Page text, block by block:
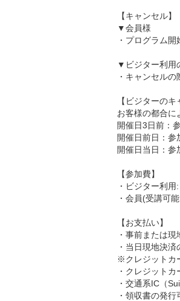
【キャンセル】
▼会員様
・プログラム
▼ビジター利用
・キャンセル
【ビジターの
お客様の都合に
開催日3日前：
開催日前日：参
開催日当日：参
【参加費】
・ビジター利
・会員(受講可
【お支払い】
・事前または現
・当日現地決
※クレジットカ
・クレジット
・交通系IC（
・領収書の発行